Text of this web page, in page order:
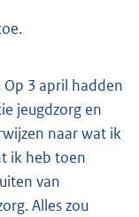
Op 3 april hadden
jeugdzorg en
naar wat ik
ik heb toen
van
Alles zou